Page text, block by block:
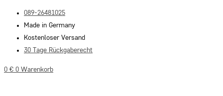
Inhalt
springen
089-26481025
Made in Germany
Kostenloser Versand
30 Tage Rückgaberecht
0 € 0 Warenkorb